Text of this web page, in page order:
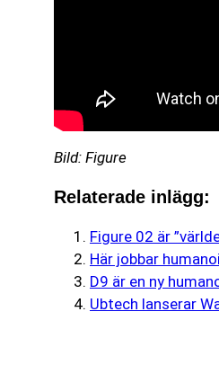
Bild: Figure
Relaterade inlägg:
Figure 02 är
Här jobbar
D9 är en ny
Ubtech lanserar